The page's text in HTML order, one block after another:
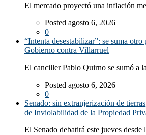
El mercado proyectó una inflación
Posted agosto 6, 2026
0
“Intenta desestabilizar”: se suma
Gobierno contra Villarruel
El canciller Pablo Quirno se sumó a
Posted agosto 6, 2026
0
Senado: sin extranjerización de
de Inviolabilidad de la Propiedad
El Senado debatirá este jueves desde